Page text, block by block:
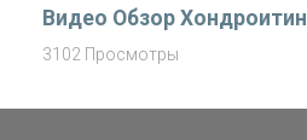
Видео Обзор Хондроитин
3102 Просмотры